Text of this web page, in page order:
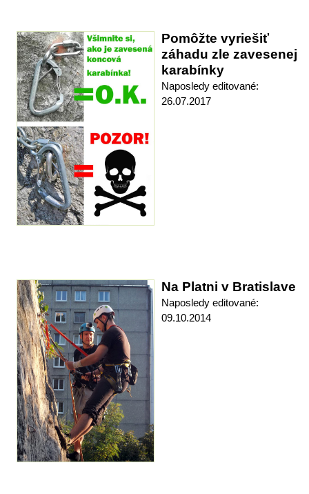
Pomôžte vyriešiť
záhadu zle zavesenej
karabínky
Naposledy editované:
26.07.2017
Na Platni v Bratislave
Naposledy editované:
09.10.2014